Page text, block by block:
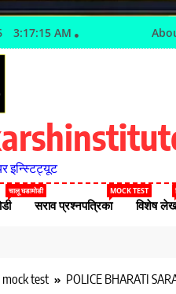
3:17:16 AM
इन्स्टिट्यूट
चालू घडामोडी
सराव प्रश्नपत्रिका
MOCK TEST
विशेष
mock test POLICE BHARATI